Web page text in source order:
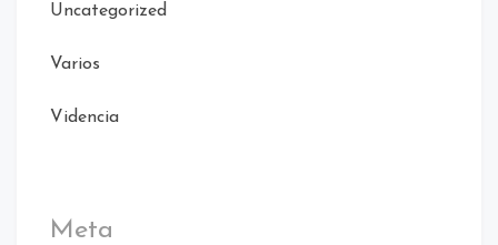
Uncategorized
Varios
Videncia
Meta